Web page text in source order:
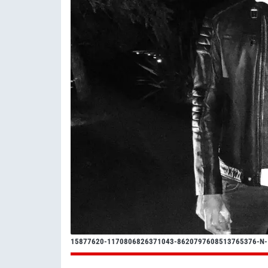
15877620-1170806826371043-8620797608513765376-